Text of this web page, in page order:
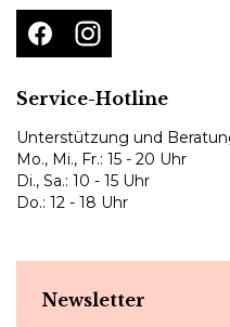
Service-Hotline
Unterstützung und
Mo., Mi., Fr.: 15 - 20 Uhr
Di., Sa.: 10 - 15 Uhr
Do.: 12 - 18 Uhr
Newsletter